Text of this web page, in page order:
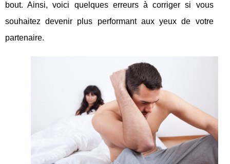
bout. Ainsi, voici quelques erreurs à corriger si vous
souhaitez devenir plus performant aux yeux de votre
partenaire.